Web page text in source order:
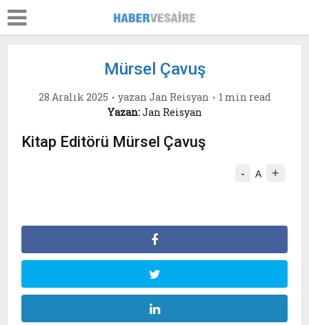
Mürsel Çavuş
28 Aralık 2025 yazan Jan Reisyan
1 min read
Yazan:Jan Reisyan
Kitap Editörü Mürsel Çavuş
- A +